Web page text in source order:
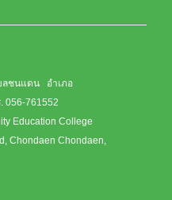
ชนแดน อำเภอ
056-761552
Education College
Chondaen Chondaen,